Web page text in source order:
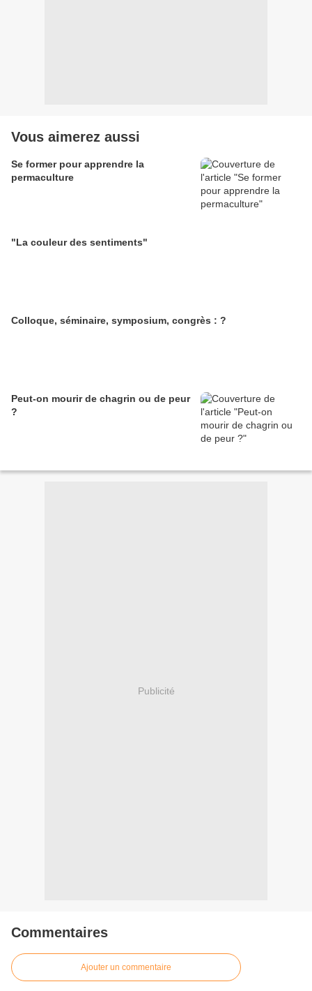
Vous aimerez aussi
Se former pour apprendre la
permaculture
"La couleur des sentiments"
Colloque, séminaire, symposium, congrès : ?
Peut-on mourir de chagrin ou de peur
?
Publicité
Commentaires
Ajouter un commentaire